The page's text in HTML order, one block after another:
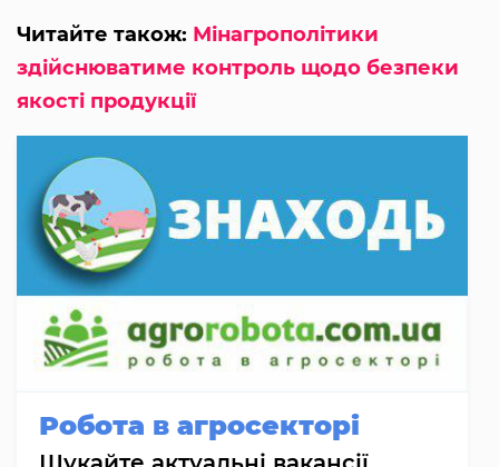
Читайте також: Мінагрополітики
здійснюватиме контроль щодо безпеки
якості продукції
Робота в агросекторі